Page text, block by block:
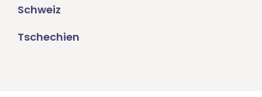
Schweiz
Tschechien